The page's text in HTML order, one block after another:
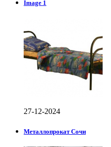
Image 1
27-12-2024
Металлопрокат Сочи